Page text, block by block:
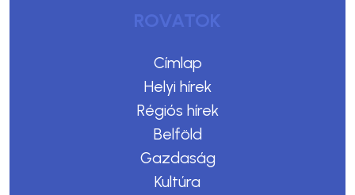
ROVATOK
Címlap
Helyi hírek
Régiós hírek
Belföld
Gazdaság
Kultúra